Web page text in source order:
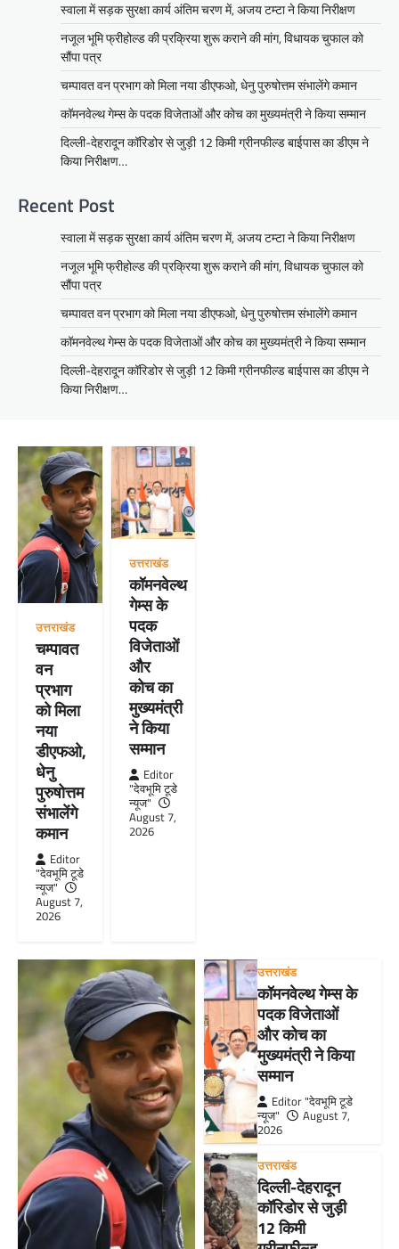
स्वाला में सड़क सुरक्षा कार्य अंतिम चरण में, अजय टम्टा ने किया निरीक्षण
नजूल भूमि फ्रीहोल्ड की प्रक्रिया शुरू कराने की मांग, विधायक चुफाल को
सौंपा पत्र
चम्पावत वन प्रभाग को मिला नया डीएफओ, धेनु पुरुषोत्तम संभालेंगे कमान
कॉमनवेल्थ गेम्स के पदक विजेताओं और कोच का मुख्यमंत्री ने किया सम्मान
दिल्ली-देहरादून कॉरिडोर से जुड़ी 12 किमी ग्रीनफील्ड बाईपास का डीएम ने
किया निरीक्षण…
Recent Post
स्वाला में सड़क सुरक्षा कार्य अंतिम चरण में, अजय टम्टा ने किया निरीक्षण
नजूल भूमि फ्रीहोल्ड की प्रक्रिया शुरू कराने की मांग, विधायक चुफाल को
सौंपा पत्र
चम्पावत वन प्रभाग को मिला नया डीएफओ, धेनु पुरुषोत्तम संभालेंगे कमान
कॉमनवेल्थ गेम्स के पदक विजेताओं और कोच का मुख्यमंत्री ने किया सम्मान
दिल्ली-देहरादून कॉरिडोर से जुड़ी 12 किमी ग्रीनफील्ड बाईपास का डीएम ने
किया निरीक्षण…
उत्तराखंड
चम्पावत
वन
प्रभाग
को मिला
नया
डीएफओ,
धेनु
पुरुषोत्तम
संभालेंगे
कमान
Editor
"देवभूमि टूडे
न्यूज"
August 7,
2026
उत्तराखंड
कॉमनवेल्थ
गेम्स के
पदक
विजेताओं
और
कोच का
मुख्यमंत्री
ने किया
सम्मान
Editor
"देवभूमि टूडे
न्यूज"
August 7,
2026
उत्तराखंड
कॉमनवेल्थ गेम्स के
पदक विजेताओं
और कोच का
मुख्यमंत्री ने किया
सम्मान
Editor "देवभूमि टूडे
न्यूज"
August 7,
2026
उत्तराखंड
दिल्ली-देहरादून
कॉरिडोर से जुड़ी
12 किमी